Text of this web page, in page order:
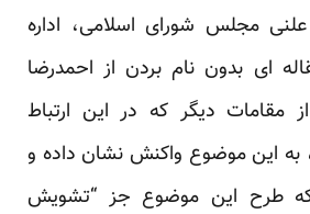
مجلس شورای اسلامی، اداره
ای بدون نام بردن از احمدرضا
مقامات دیگر که در این ارتباط
به این موضوع واکنش نشان داده و
طرح این موضوع جز “تشویش